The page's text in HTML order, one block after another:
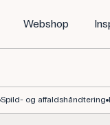
Webshop
Spild- og affaldshåndtering